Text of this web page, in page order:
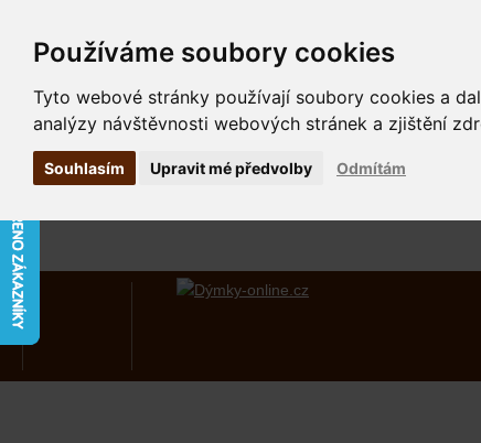
Používáme soubory cookies
Tyto webové stránky používají soubory cookies a
analýzy návštěvnosti webových stránek a zjištění
Souhlasím Odmítám
Upravit mé předvolby